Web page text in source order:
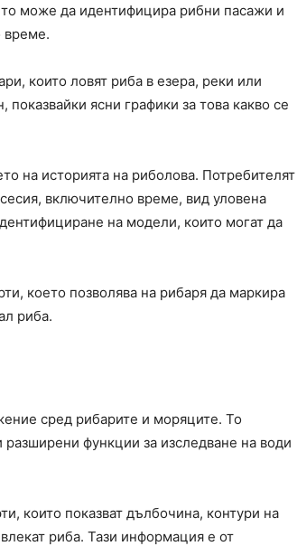
то може да идентифицира рибни пасажи и
време.
които ловят риба в езера, реки или
ясни графики за това какво се
на историята на риболова. Потребителят
включително време, вид уловена
на модели, които могат да
което позволява на рибаря да маркира
риба.
сред рибарите и моряците. То
функции за изследване на води
които показват дълбочина, контури на
риба. Тази информация е от